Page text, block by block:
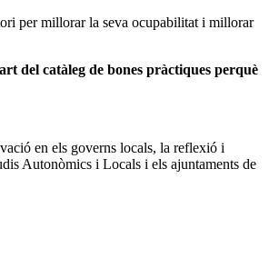
per millorar la seva ocupabilitat i millorar
del catàleg de bones pràctiques perquè
en els governs locals, la reflexió i
Autonòmics i Locals i els ajuntaments de